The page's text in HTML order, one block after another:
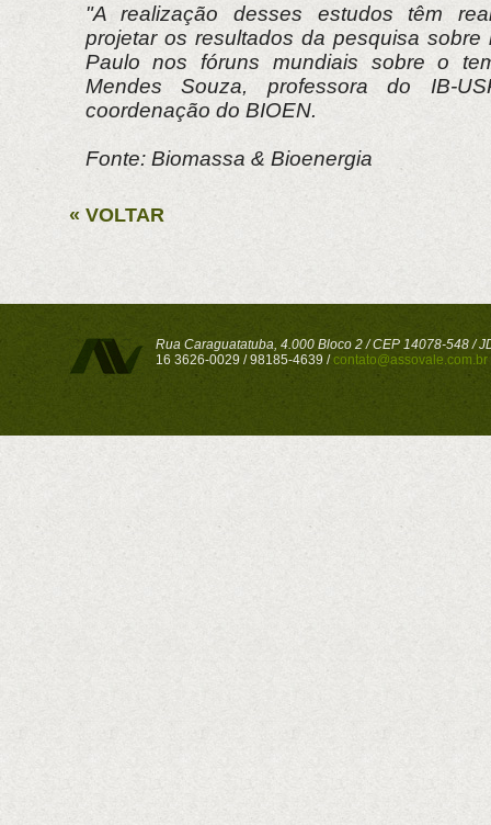
"A realização desses estudos têm
projetar os resultados da pesquisa sobre
Paulo nos fóruns mundiais sobre o
Mendes Souza, professora do IB-
coordenação do BIOEN.
Fonte: Biomassa & Bioenergia
« VOLTAR
Rua Caraguatatuba, 4.000 Bloco 2 / CEP 14078-548 /
16 3626-0029 / 98185-4639 /contato@assovale.com.br